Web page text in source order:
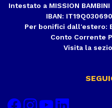
Intestato a MISSION BAMBINI
IBAN:
Per bonifici dall'estero:
Conto Corrente
Visita la